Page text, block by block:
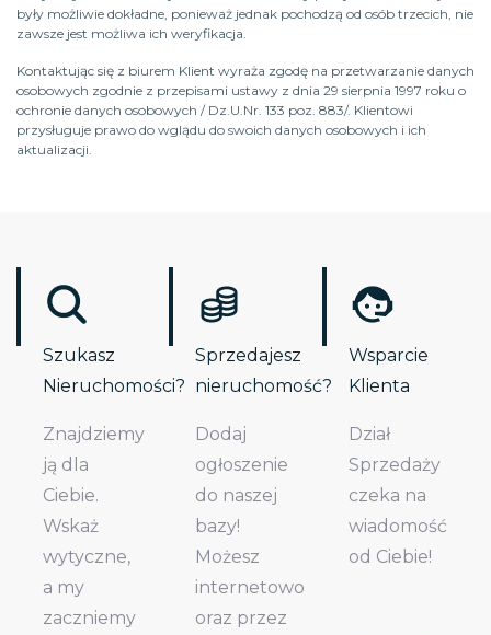
były możliwie dokładne, ponieważ jednak pochodzą od osób trzecich, nie
zawsze jest możliwa ich weryfikacja.
Kontaktując się z biurem Klient wyraża zgodę na przetwarzanie danych
osobowych zgodnie z przepisami ustawy z dnia 29 sierpnia 1997 roku o
ochronie danych osobowych / Dz.U.Nr. 133 poz. 883/. Klientowi
przysługuje prawo do wglądu do swoich danych osobowych i ich
aktualizacji.
Szukasz
Nieruchomości?
Znajdziemy
ją dla
Ciebie.
Wskaż
wytyczne,
a my
zaczniemy
Sprzedajesz
nieruchomość?
Dodaj
ogłoszenie
do naszej
bazy!
Możesz
internetowo
oraz przez
Wsparcie
Klienta
Dział
Sprzedaży
czeka na
wiadomość
od Ciebie!